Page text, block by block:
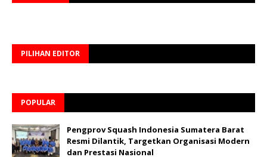
PILIHAN EDITOR
POPULAR
Pengprov Squash Indonesia Sumatera Barat
Resmi Dilantik, Targetkan Organisasi Modern
dan Prestasi Nasional